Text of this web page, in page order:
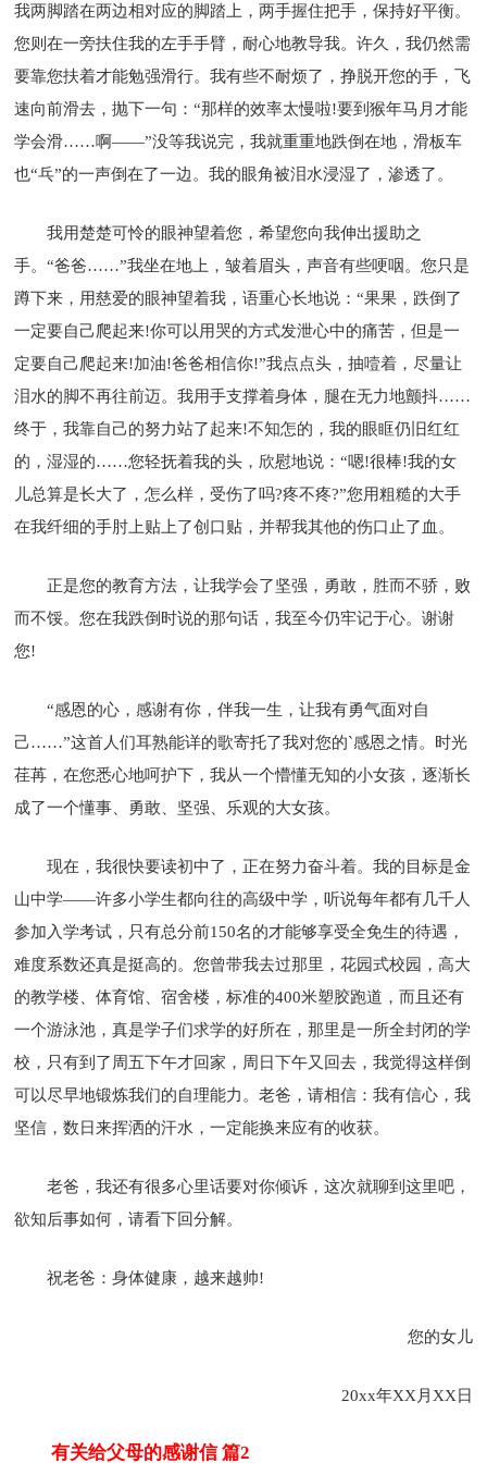
我两脚踏在两边相对应的脚踏上，两手握住把手，保持好平衡。
您则在一旁扶住我的左手手臂，耐心地教导我。许久，我仍然需
要靠您扶着才能勉强滑行。我有些不耐烦了，挣脱开您的手，飞
速向前滑去，抛下一句：“那样的效率太慢啦!要到猴年马月才能
学会滑……啊——”没等我说完，我就重重地跌倒在地，滑板车
也“乓”的一声倒在了一边。我的眼角被泪水浸湿了，渗透了。
我用楚楚可怜的眼神望着您，希望您向我伸出援助之
手。“爸爸……”我坐在地上，皱着眉头，声音有些哽咽。您只是
蹲下来，用慈爱的眼神望着我，语重心长地说：“果果，跌倒了
一定要自己爬起来!你可以用哭的方式发泄心中的痛苦，但是一
定要自己爬起来!加油!爸爸相信你!”我点点头，抽噎着，尽量让
泪水的脚不再往前迈。我用手支撑着身体，腿在无力地颤抖……
终于，我靠自己的努力站了起来!不知怎的，我的眼眶仍旧红红
的，湿湿的……您轻抚着我的头，欣慰地说：“嗯!很棒!我的女
儿总算是长大了，怎么样，受伤了吗?疼不疼?”您用粗糙的大手
在我纤细的手肘上贴上了创口贴，并帮我其他的伤口止了血。
正是您的教育方法，让我学会了坚强，勇敢，胜而不骄，败
而不馁。您在我跌倒时说的那句话，我至今仍牢记于心。谢谢
您!
“感恩的心，感谢有你，伴我一生，让我有勇气面对自
己……”这首人们耳熟能详的歌寄托了我对您的`感恩之情。时光
荏苒，在您悉心地呵护下，我从一个懵懂无知的小女孩，逐渐长
成了一个懂事、勇敢、坚强、乐观的大女孩。
现在，我很快要读初中了，正在努力奋斗着。我的目标是金
山中学——许多小学生都向往的高级中学，听说每年都有几千人
参加入学考试，只有总分前150名的才能够享受全免生的待遇，
难度系数还真是挺高的。您曾带我去过那里，花园式校园，高大
的教学楼、体育馆、宿舍楼，标准的400米塑胶跑道，而且还有
一个游泳池，真是学子们求学的好所在，那里是一所全封闭的学
校，只有到了周五下午才回家，周日下午又回去，我觉得这样倒
可以尽早地锻炼我们的自理能力。老爸，请相信：我有信心，我
坚信，数日来挥洒的汗水，一定能换来应有的收获。
老爸，我还有很多心里话要对你倾诉，这次就聊到这里吧，
欲知后事如何，请看下回分解。
祝老爸：身体健康，越来越帅!
您的女儿
20xx年XX月XX日
有关给父母的感谢信 篇2